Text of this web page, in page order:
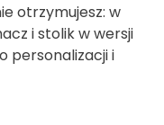
otrzymujesz: w
i stolik w wersji
personalizacji i